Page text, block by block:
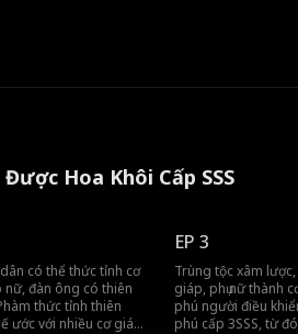
Hoa Khôi Cấp SSS
có thể thức tỉnh cơ
nữ, đàn ông có thiên
thức tỉnh thiên
ước với nhiều cơ giáp
EP 3
Trùng tộc xâm
giáp, phụ nữ thành
phú người điều
phú cấp 3SSS, từ